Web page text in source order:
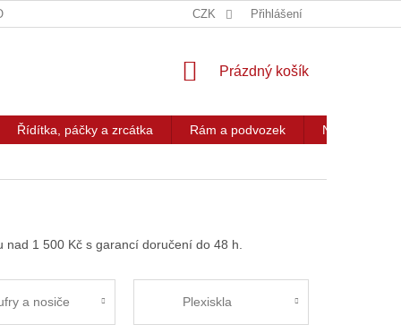
CZK Přihlášení
NÁKUPNÍ
Prázdný košík
Řídítka, páčky a zrcátka Rám a podvozek Nářadí a
1 500 Kč s garancí doručení do 48 h.
a nosiče Plexiskla